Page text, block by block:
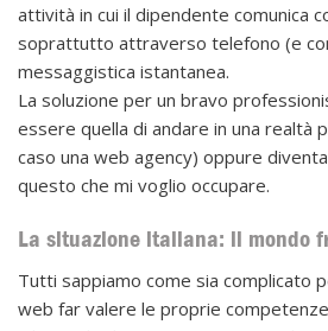
attività in cui il dipendente comunica
soprattutto attraverso telefono (e
messaggistica istantanea.
La soluzione per un bravo
essere quella di andare in una realtà
caso una web agency) oppure
questo che mi voglio occupare.
La situazione italiana: il mondo
Tutti sappiamo come sia complicato
web far valere le proprie